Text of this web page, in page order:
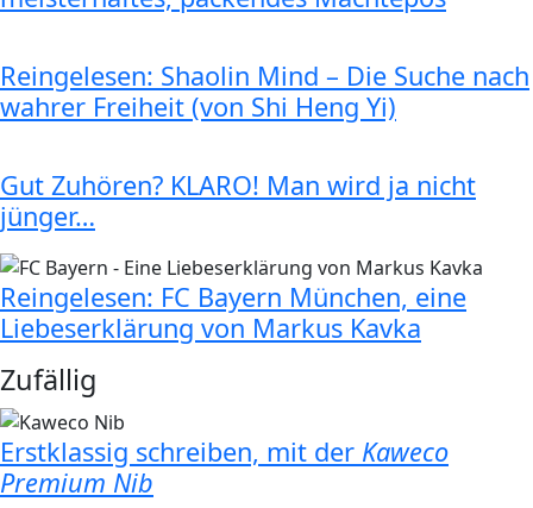
Reingelesen: Shaolin Mind – Die Suche nach
wahrer Freiheit (von Shi Heng Yi)
Gut Zuhören? KLARO! Man wird ja nicht
jünger…
Reingelesen: FC Bayern München, eine
Liebeserklärung von Markus Kavka
Zufällig
Erstklassig schreiben, mit der Kaweco
Premium Nib